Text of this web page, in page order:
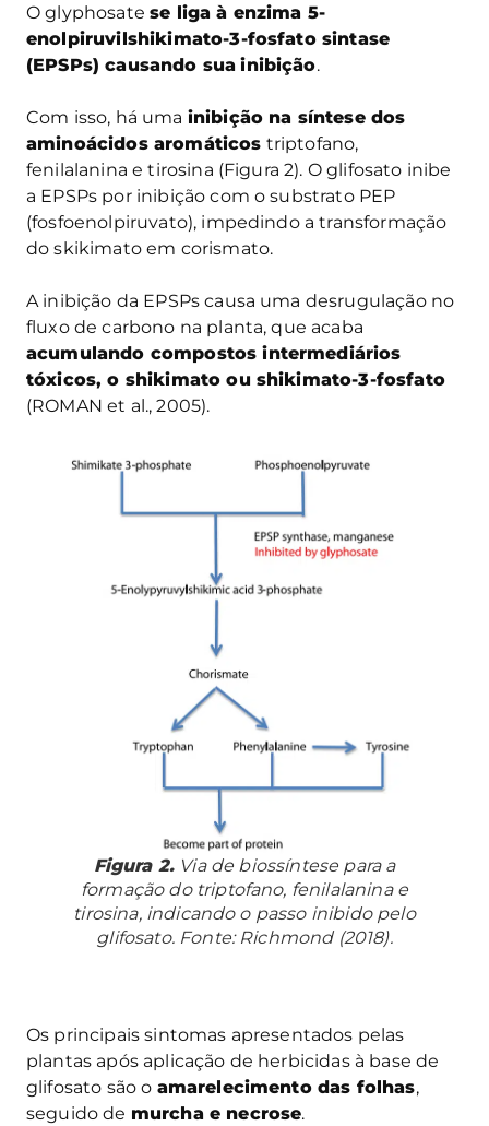
O glyphosatese liga à enzima 5-
enolpiruvilshikimato-3-fosfato sintase
(EPSPs) causando sua inibição.
Com isso, há uma inibição na síntese dos
aminoácidos aromáticos triptofano,
fenilalanina e tirosina (Figura 2). O glifosato inibe
a EPSPs por inibição com o substrato PEP
(fosfoenolpiruvato), impedindo a transformação
do skikimato em corismato.
A inibição da EPSPs causa uma desrugulação no
fluxo de carbono na planta, que acaba
acumulando compostos intermediários
tóxicos, o shikimato ou shikimato-3-fosfato
(ROMAN et al., 2005).
Figura 2. Via de biossíntese para a
formação do triptofano, fenilalanina e
tirosina, indicando o passo inibido pelo
glifosato. Fonte: Richmond (2018).
Os principais sintomas apresentados pelas
plantas após aplicação de herbicidas à base de
glifosato são o amarelecimento das folhas,
seguido de murcha e necrose.